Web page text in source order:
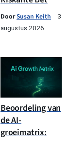
DoorSusan Keith
3
augustus 2026
Beoordeling van
de AI-
groeimatrix: